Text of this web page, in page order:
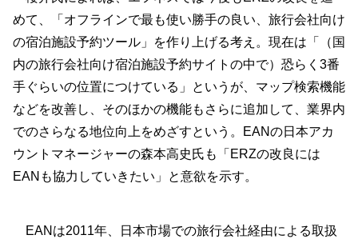
めて、「オフラインで最も使い勝手の良い、旅行会社向け
の宿泊施設予約ツール」を作り上げる考え。現在は「（国
内の旅行会社向け宿泊施設予約サイトの中で）恐らく3番
手ぐらいの位置につけている」というが、マップ検索機能
などを改善し、そのほかの機能もさらに追加して、業界内
でのさらなる地位向上をめざすという。EANの日本アカ
ウントマネージャーの森本高史氏も「ERZの改良には
EANも協力していきたい」と意欲を示す。
EANは2011年、日本市場での旅行会社経由による取扱